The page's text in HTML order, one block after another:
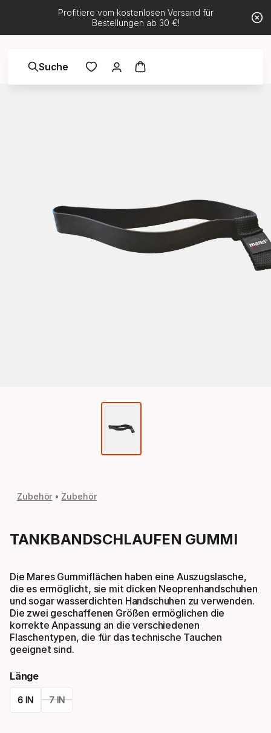
Profitiere vom kostenlosen Versand für
Bestellungen ab 30 €!
Suche
Zubehör Zubehör
TANKBANDSCHLAUFEN GUMMI
Die Mares Gummiflächen haben eine Auszugslasche,
die es ermöglicht, sie mit dicken Neoprenhandschuhen
und sogar wasserdichten Handschuhen zu verwenden.
Die zwei geschaffenen Größen ermöglichen die
korrekte Anpassung an die verschiedenen
Flaschentypen, die für das technische Tauchen
geeignet sind.
Länge
6 IN 7 IN